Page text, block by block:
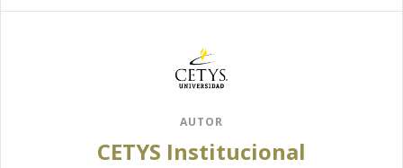
AUTOR
CETYS Institucional